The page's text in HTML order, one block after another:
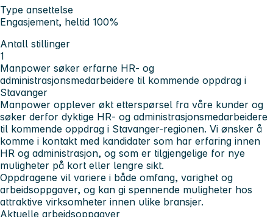
Type ansettelse
Engasjement, heltid 100%
Antall stillinger
1
Manpower søker erfarne HR- og
administrasjonsmedarbeidere til kommende oppdrag i
Stavanger
Manpower opplever økt etterspørsel fra våre kunder og
søker derfor dyktige HR- og administrasjonsmedarbeidere
til kommende oppdrag i Stavanger-regionen. Vi ønsker å
komme i kontakt med kandidater som har erfaring innen
HR og administrasjon, og som er tilgjengelige for nye
muligheter på kort eller lengre sikt.
Oppdragene vil variere i både omfang, varighet og
arbeidsoppgaver, og kan gi spennende muligheter hos
attraktive virksomheter innen ulike bransjer.
Aktuelle arbeidsoppgaver